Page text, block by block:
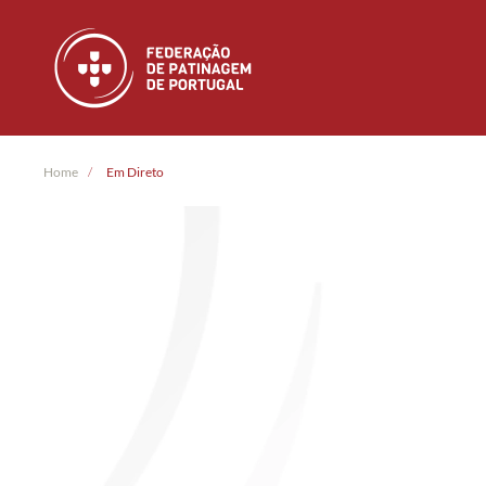
Skip to main content
Home Em Direto